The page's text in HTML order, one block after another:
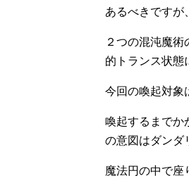
あるべきですが
２つの混沌魔
的トランス状態
今回の喚起対象
喚起するまでか
の意図はダンダ
魔法円の中で座